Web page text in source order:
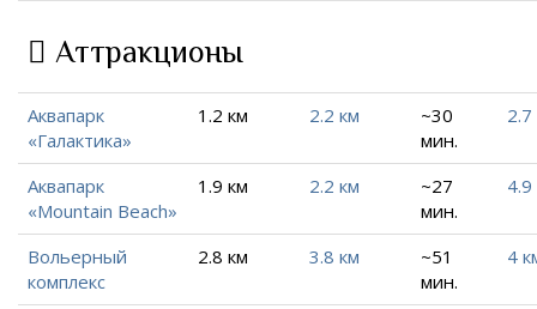
Аттракционы
Аквапарк
«Галактика»
1.2 км 2.2 км
~30
мин.
Аквапарк
«Mountain Beach»
1.9 км 2.2 км
~27
мин.
Вольерный
комплекс
2.8 км 3.8 км
~51
мин.
4